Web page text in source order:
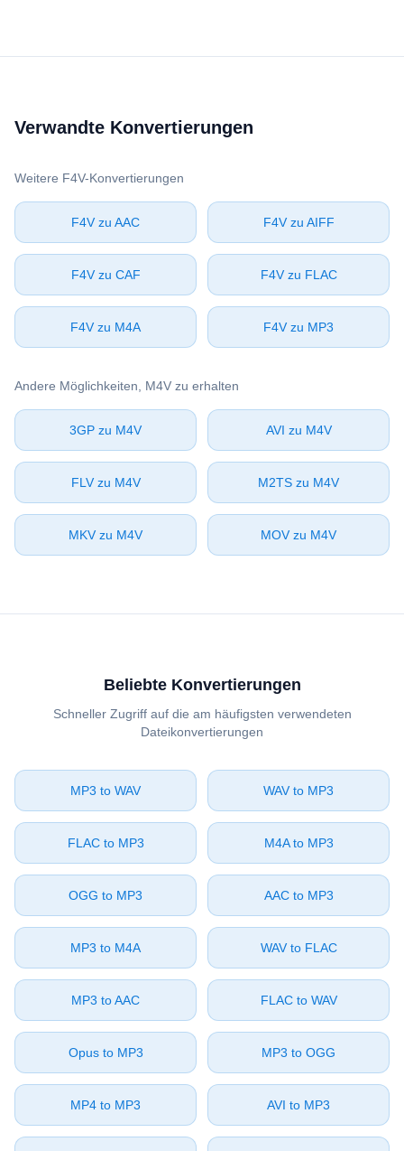
Verwandte Konvertierungen
Weitere ⁦F4V⁩-Konvertierungen
⁦F4V⁩ zu ⁦AAC⁩ ⁦F4V⁩ zu ⁦AIFF⁩
⁦F4V⁩ zu ⁦CAF⁩ ⁦F4V⁩ zu ⁦FLAC⁩
⁦F4V⁩ zu ⁦M4A⁩ ⁦F4V⁩ zu ⁦MP3⁩
Andere Möglichkeiten, ⁦M4V⁩ zu erhalten
⁦3GP⁩ zu ⁦M4V⁩ ⁦AVI⁩ zu ⁦M4V⁩
⁦FLV⁩ zu ⁦M4V⁩ ⁦M2TS⁩ zu ⁦M4V⁩
⁦MKV⁩ zu ⁦M4V⁩ ⁦MOV⁩ zu ⁦M4V⁩
Beliebte Konvertierungen
Schneller Zugriff auf die am häufigsten verwendeten
Dateikonvertierungen
⁦MP3⁩ to ⁦WAV⁩ ⁦WAV⁩ to ⁦MP3⁩
⁦FLAC⁩ to ⁦MP3⁩ ⁦M4A⁩ to ⁦MP3⁩
⁦OGG⁩ to ⁦MP3⁩ ⁦AAC⁩ to ⁦MP3⁩
⁦MP3⁩ to ⁦M4A⁩ ⁦WAV⁩ to ⁦FLAC⁩
⁦MP3⁩ to ⁦AAC⁩ ⁦FLAC⁩ to ⁦WAV⁩
⁦Opus⁩ to ⁦MP3⁩ ⁦MP3⁩ to ⁦OGG⁩
⁦MP4⁩ to ⁦MP3⁩ ⁦AVI⁩ to ⁦MP3⁩